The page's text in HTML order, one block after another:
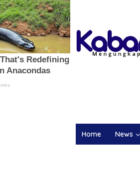
Home News